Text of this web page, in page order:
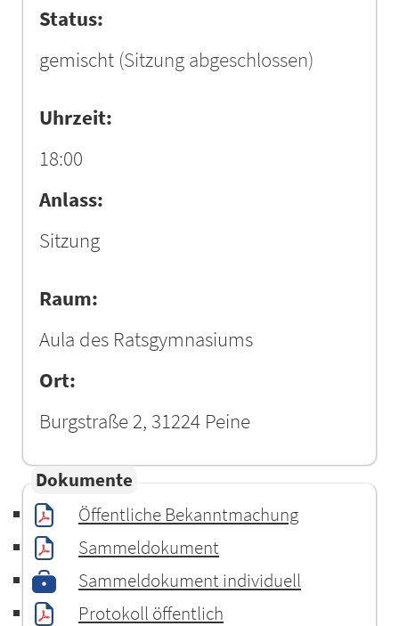
Status:
gemischt (Sitzung abgeschlossen)
Uhrzeit:
18:00
Anlass:
Sitzung
Raum:
Aula des Ratsgymnasiums
Ort:
Burgstraße 2, 31224 Peine
Dokumente
Öffentliche Bekanntmachung
Sammeldokument
Sammeldokument individuell
Protokoll öffentlich